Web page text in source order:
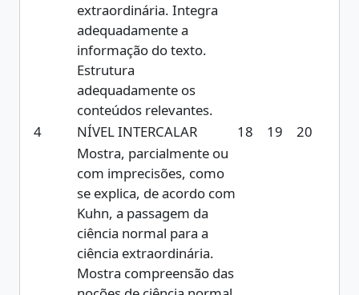
extraordinária. Integra
adequadamente a
informação do texto.
Estrutura
adequadamente os
conteúdos relevantes.
4 NÍVEL INTERCALAR 18 19 20
Mostra, parcialmente ou
com imprecisões, como
se explica, de acordo com
Kuhn, a passagem da
ciência normal para a
ciência extraordinária.
Mostra compreensão das